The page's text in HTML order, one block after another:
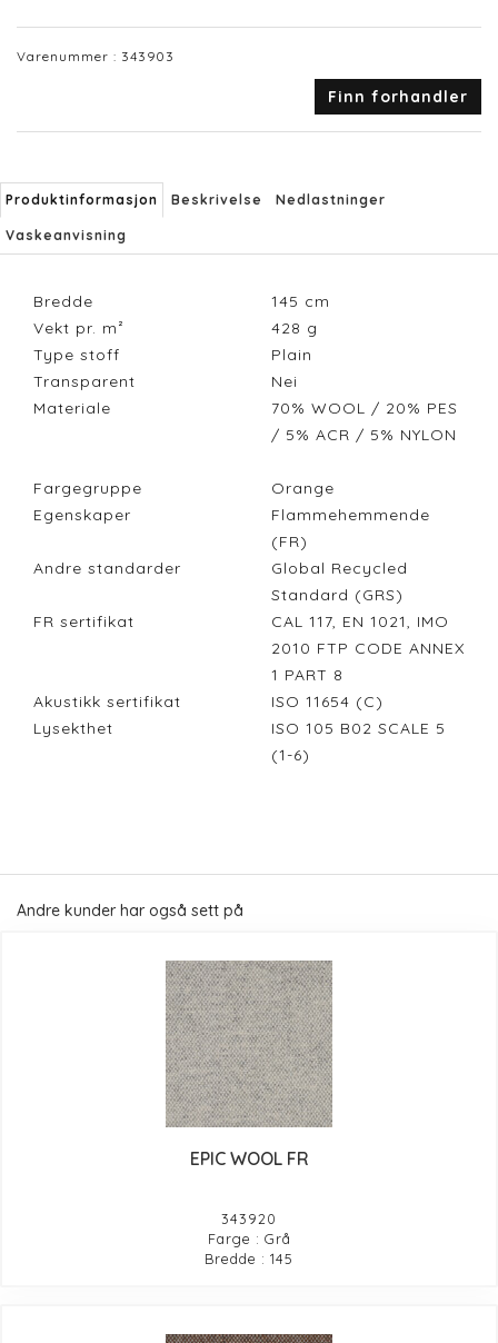
Varenummer : 343903
Finn forhandler
Produktinformasjon Beskrivelse Nedlastninger
Vaskeanvisning
Bredde 145 cm
Vekt pr. m²
428 g
Type stoff
Plain
Transparent
Nei
Materiale
70% WOOL / 20% PES
/ 5% ACR / 5% NYLON
Fargegruppe
Orange
Egenskaper
Flammehemmende
(FR)
Andre standarder
Global Recycled
Standard (GRS)
FR sertifikat
CAL 117, EN 1021, IMO
2010 FTP CODE ANNEX
1 PART 8
Akustikk sertifikat
ISO 11654 (C)
Lysekthet
ISO 105 B02 SCALE 5
(1-6)
Andre kunder har også sett på
EPIC WOOL FR
343920
Farge : Grå
Bredde : 145